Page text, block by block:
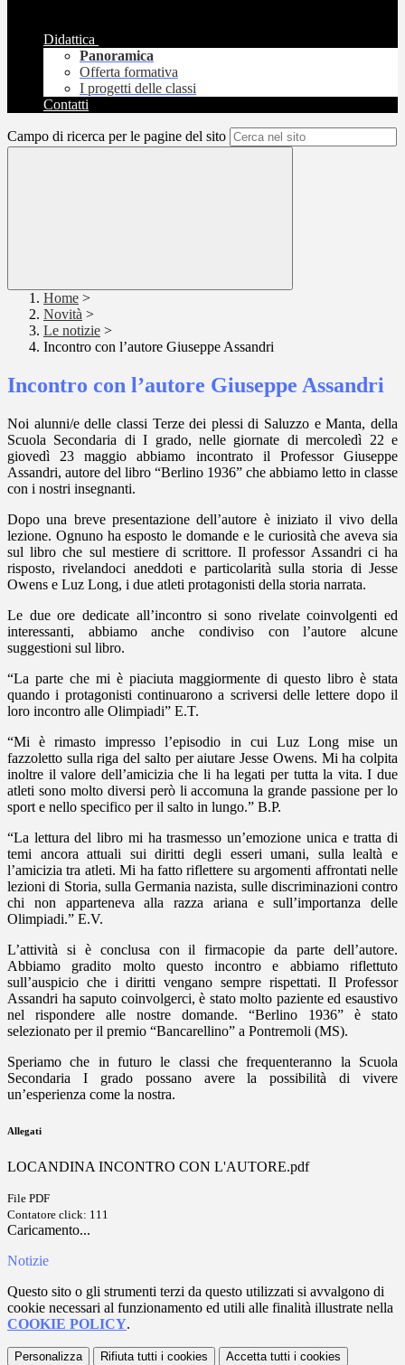
Didattica
Panoramica
Offerta formativa
I progetti delle classi
Contatti
Campo di ricerca per le pagine del sito
Home >
Novità >
Le notizie >
Incontro con l’autore Giuseppe Assandri
Incontro con l’autore Giuseppe Assandri
Noi alunni/e delle classi Terze dei plessi di Saluzzo e Manta, della
Scuola Secondaria di I grado, nelle giornate di mercoledì 22 e
giovedì 23 maggio abbiamo incontrato il Professor Giuseppe
Assandri, autore del libro “Berlino 1936” che abbiamo letto in classe
con i nostri insegnanti.
Dopo una breve presentazione dell’autore è iniziato il vivo della
lezione. Ognuno ha esposto le domande e le curiosità che aveva sia
sul libro che sul mestiere di scrittore. Il professor Assandri ci ha
risposto, rivelandoci aneddoti e particolarità sulla storia di Jesse
Owens e Luz Long, i due atleti protagonisti della storia narrata.
Le due ore dedicate all’incontro si sono rivelate coinvolgenti ed
interessanti, abbiamo anche condiviso con l’autore alcune
suggestioni sul libro.
“La parte che mi è piaciuta maggiormente di questo libro è stata
quando i protagonisti continuarono a scriversi delle lettere dopo il
loro incontro alle Olimpiadi” E.T.
“Mi è rimasto impresso l’episodio in cui Luz Long mise un
fazzoletto sulla riga del salto per aiutare Jesse Owens. Mi ha colpita
inoltre il valore dell’amicizia che li ha legati per tutta la vita. I due
atleti sono molto diversi però li accomuna la grande passione per lo
sport e nello specifico per il salto in lungo.” B.P.
“La lettura del libro mi ha trasmesso un’emozione unica e tratta di
temi ancora attuali sui diritti degli esseri umani, sulla lealtà e
l’amicizia tra atleti. Mi ha fatto riflettere su argomenti affrontati nelle
lezioni di Storia, sulla Germania nazista, sulle discriminazioni contro
chi non apparteneva alla razza ariana e sull’importanza delle
Olimpiadi.” E.V.
L’attività si è conclusa con il firmacopie da parte dell’autore.
Abbiamo gradito molto questo incontro e abbiamo riflettuto
sull’auspicio che i diritti vengano sempre rispettati. Il Professor
Assandri ha saputo coinvolgerci, è stato molto paziente ed esaustivo
nel rispondere alle nostre domande. “Berlino 1936” è stato
selezionato per il premio “Bancarellino” a Pontremoli (MS).
Speriamo che in futuro le classi che frequenteranno la Scuola
Secondaria I grado possano avere la possibilità di vivere
un’esperienza come la nostra.
Allegati
LOCANDINA INCONTRO CON L'AUTORE.pdf
File PDF
Contatore click: 111
Caricamento...
Notizie
Questo sito o gli strumenti terzi da questo utilizzati si avvalgono di
cookie necessari al funzionamento ed utili alle finalità illustrate nella
COOKIE POLICY.
Personalizza Rifiuta tutti i cookies Accetta tutti i cookies